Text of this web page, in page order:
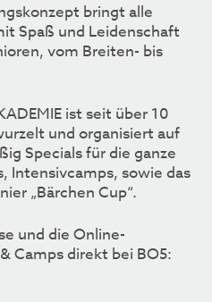
bringt alle
Spaß und Leidenschaft
vom Breiten- bis
ist seit über 10
und organisiert auf
Specials für die ganze
Intensivcamps, sowie das
„Bärchen Cup“.
und die Online-
Camps direkt bei BO5: